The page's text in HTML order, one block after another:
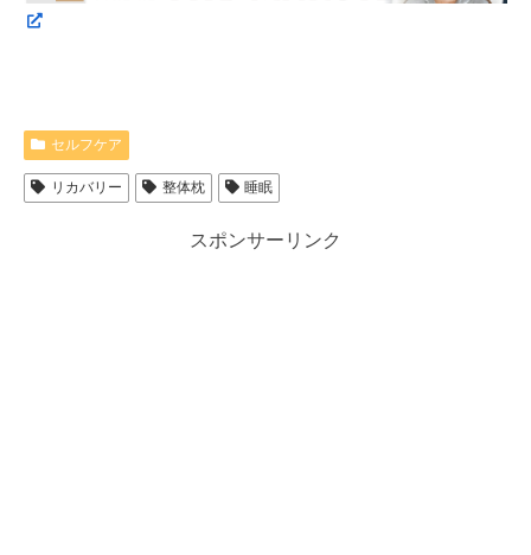
セルフケア
リカバリー 整体枕 睡眠
スポンサーリンク